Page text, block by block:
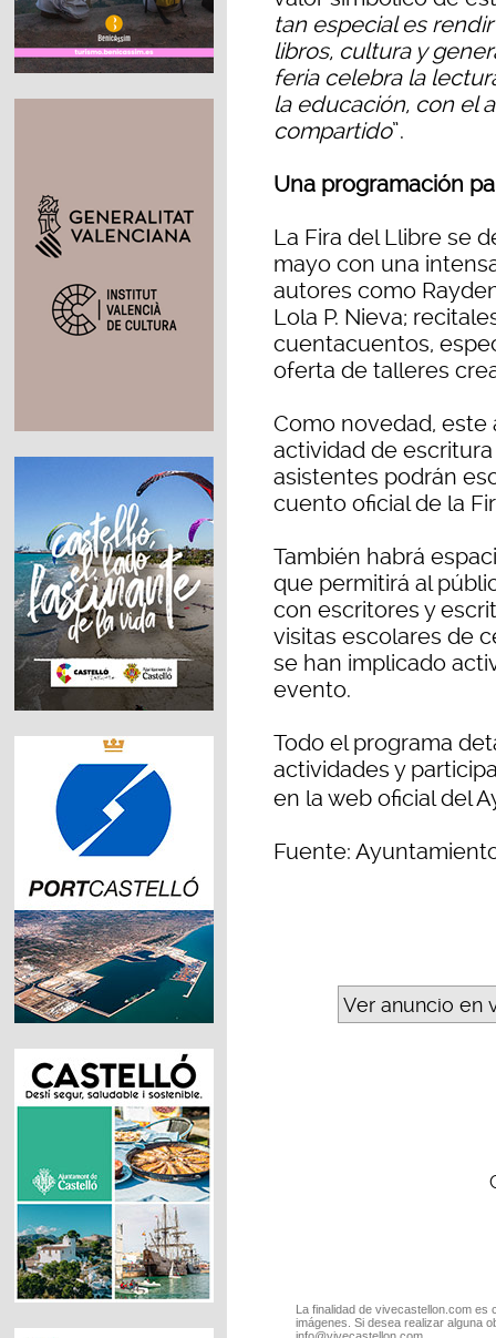
tan especial es
libros, cultura y
feria celebra la
la educación, con el
compartido”.
Una programación
La Fira del Llibre se
mayo con una
autores como
Lola P. Nieva;
cuentacuentos,
oferta de talleres
Como novedad,
actividad de
asistentes podrán
cuento oficial de la
También habrá
que permitirá al
con escritores y
visitas escolares de
se han implicado
evento.
Todo el programa
actividades y
en la web oficial del
Fuente:
Ver anuncio en
La finalidad de vivecastellon.com
imágenes. Si desea realizar alguna
info@vivecastellon.com